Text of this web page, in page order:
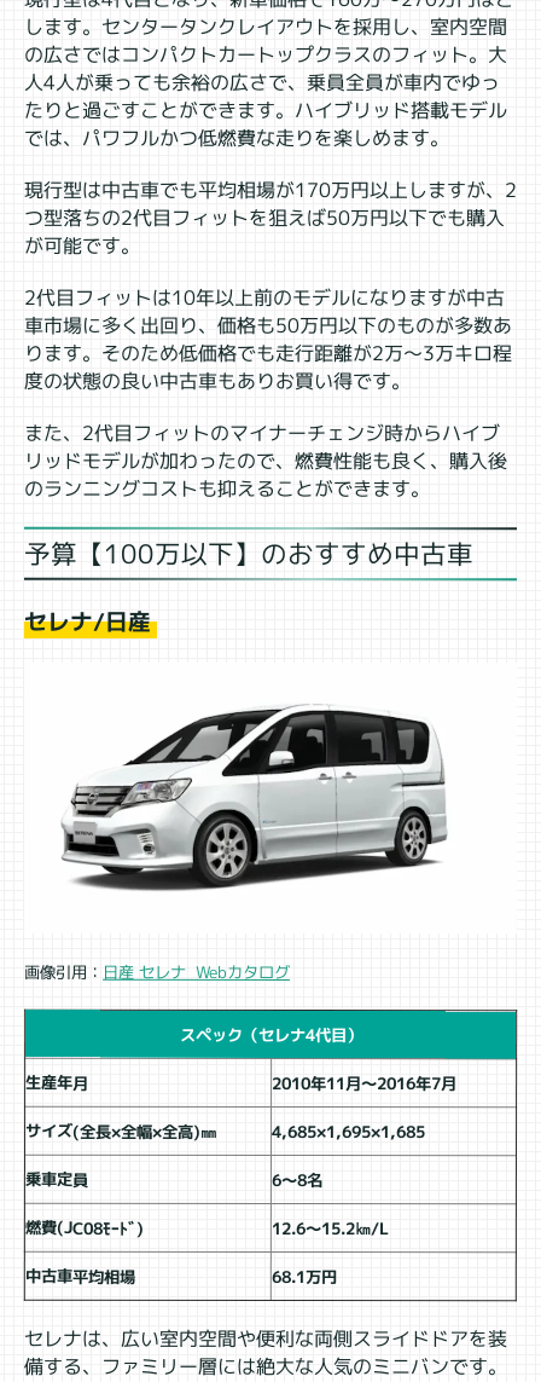
します。センタータンクレイアウトを採用し、室内空間
の広さではコンパクトカートップクラスのフィット。大
人4人が乗っても余裕の広さで、乗員全員が車内でゆっ
たりと過ごすことができます。ハイブリッド搭載モデル
では、パワフルかつ低燃費な走りを楽しめます。
現行型は中古車でも平均相場が170万円以上しますが、2
つ型落ちの2代目フィットを狙えば50万円以下でも購入
が可能です。
2代目フィットは10年以上前のモデルになりますが中古
車市場に多く出回り、価格も50万円以下のものが多数あ
ります。そのため低価格でも走行距離が2万～3万キロ程
度の状態の良い中古車もありお買い得です。
また、2代目フィットのマイナーチェンジ時からハイブ
リッドモデルが加わったので、燃費性能も良く、購入後
のランニングコストも抑えることができます。
予算【100万以下】のおすすめ中古車
セレナ/日産
画像引用： 日産 セレナ Webカタログ
スペック（セレナ4代目）
生産年月 2010年11月～2016年7月
サイズ(全長×全幅×全高)㎜ 4,685×1,695×1,685
乗車定員 6～8名
燃費(JC08ﾓｰﾄﾞ) 12.6～15.2㎞/L
中古車平均相場 68.1万円
セレナは、広い室内空間や便利な両側スライドドアを装
備する、ファミリー層には絶大な人気のミニバンです。